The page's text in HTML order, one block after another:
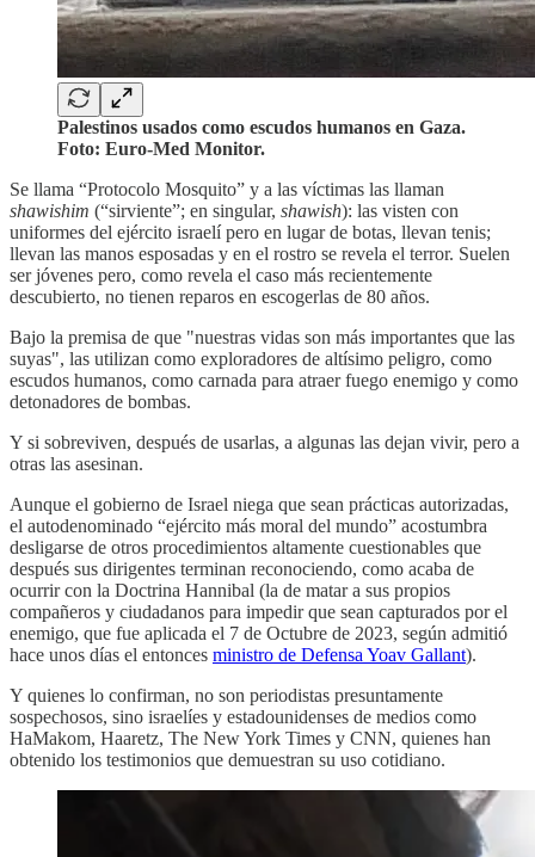
Palestinos usados como escudos humanos en Gaza.
Foto: Euro-Med Monitor.
Se llama “Protocolo Mosquito” y a las víctimas las llaman
shawishim (“sirviente”; en singular, shawish): las visten con
uniformes del ejército israelí pero en lugar de botas, llevan tenis;
llevan las manos esposadas y en el rostro se revela el terror. Suelen
ser jóvenes pero, como revela el caso más recientemente
descubierto, no tienen reparos en escogerlas de 80 años.
Bajo la premisa de que "nuestras vidas son más importantes que las
suyas", las utilizan como exploradores de altísimo peligro, como
escudos humanos, como carnada para atraer fuego enemigo y como
detonadores de bombas.
Y si sobreviven, después de usarlas, a algunas las dejan vivir, pero a
otras las asesinan.
Aunque el gobierno de Israel niega que sean prácticas autorizadas,
el autodenominado “ejército más moral del mundo” acostumbra
desligarse de otros procedimientos altamente cuestionables que
después sus dirigentes terminan reconociendo, como acaba de
ocurrir con la Doctrina Hannibal (la de matar a sus propios
compañeros y ciudadanos para impedir que sean capturados por el
enemigo, que fue aplicada el 7 de Octubre de 2023, según admitió
hace unos días el entonces ministro de Defensa Yoav Gallant).
Y quienes lo confirman, no son periodistas presuntamente
sospechosos, sino israelíes y estadounidenses de medios como
HaMakom, Haaretz, The New York Times y CNN, quienes han
obtenido los testimonios que demuestran su uso cotidiano.